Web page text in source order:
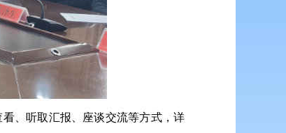
、听取汇报、座谈交流等方式，详